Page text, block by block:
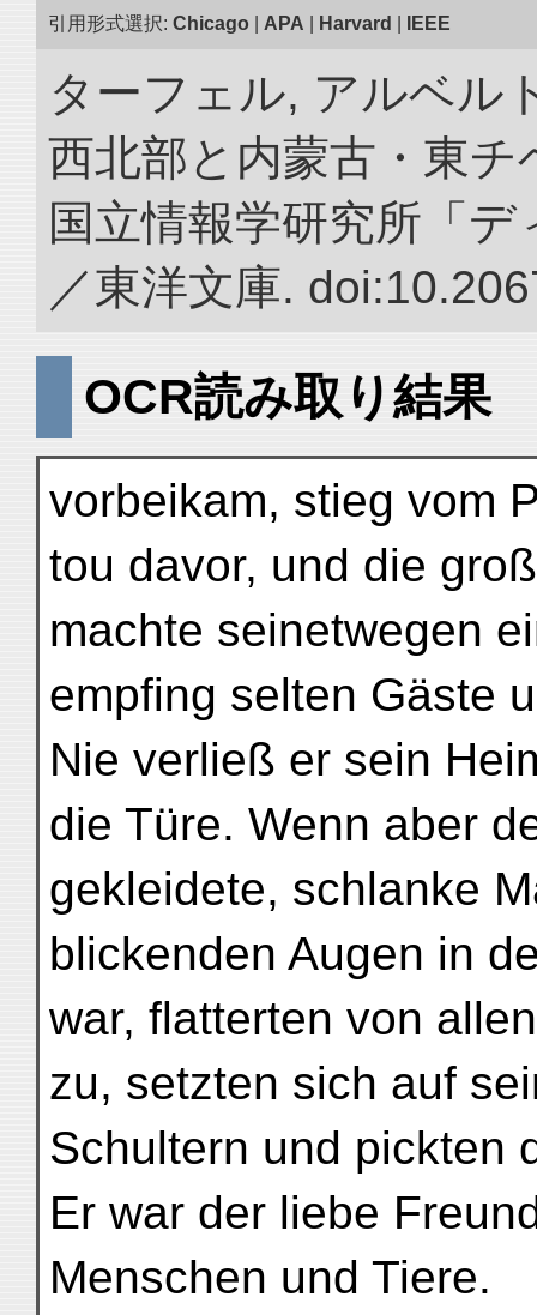
引用形式選択: Chicago APA Harvard IEEE
ターフェル, アルベル
西北部と内蒙古・東チ
国立情報学研究所「
／東洋文庫.
OCR読み取り結果
vorbeikam, stieg vom
tou davor, und die
machte seinetwegen
empfing selten Gäste
Nie verließ er sein
die Türe. Wenn aber
gekleidete, schlanke
blickenden Augen in
war, flatterten von
zu, setzten sich auf
Schultern und pickten
Er war der liebe
Menschen und Tiere.